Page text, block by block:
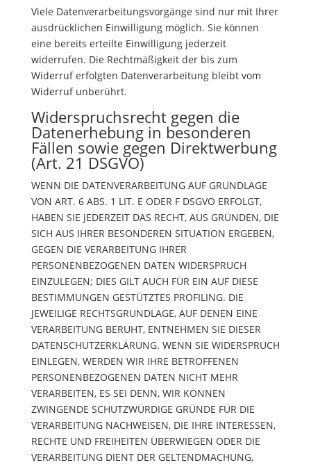
Viele Datenverarbeitungsvorgänge sind nur mit Ihrer
ausdrücklichen Einwilligung möglich. Sie können
eine bereits erteilte Einwilligung jederzeit
widerrufen. Die Rechtmäßigkeit der bis zum
Widerruf erfolgten Datenverarbeitung bleibt vom
Widerruf unberührt.
Widerspruchsrecht gegen die
Datenerhebung in besonderen
Fällen sowie gegen Direktwerbung
(Art. 21 DSGVO)
WENN DIE DATENVERARBEITUNG AUF GRUNDLAGE
VON ART. 6 ABS. 1 LIT. E ODER F DSGVO ERFOLGT,
HABEN SIE JEDERZEIT DAS RECHT, AUS GRÜNDEN, DIE
SICH AUS IHRER BESONDEREN SITUATION ERGEBEN,
GEGEN DIE VERARBEITUNG IHRER
PERSONENBEZOGENEN DATEN WIDERSPRUCH
EINZULEGEN; DIES GILT AUCH FÜR EIN AUF DIESE
BESTIMMUNGEN GESTÜTZTES PROFILING. DIE
JEWEILIGE RECHTSGRUNDLAGE, AUF DENEN EINE
VERARBEITUNG BERUHT, ENTNEHMEN SIE DIESER
DATENSCHUTZERKLÄRUNG. WENN SIE WIDERSPRUCH
EINLEGEN, WERDEN WIR IHRE BETROFFENEN
PERSONENBEZOGENEN DATEN NICHT MEHR
VERARBEITEN, ES SEI DENN, WIR KÖNNEN
ZWINGENDE SCHUTZWÜRDIGE GRÜNDE FÜR DIE
VERARBEITUNG NACHWEISEN, DIE IHRE INTERESSEN,
RECHTE UND FREIHEITEN ÜBERWIEGEN ODER DIE
VERARBEITUNG DIENT DER GELTENDMACHUNG,